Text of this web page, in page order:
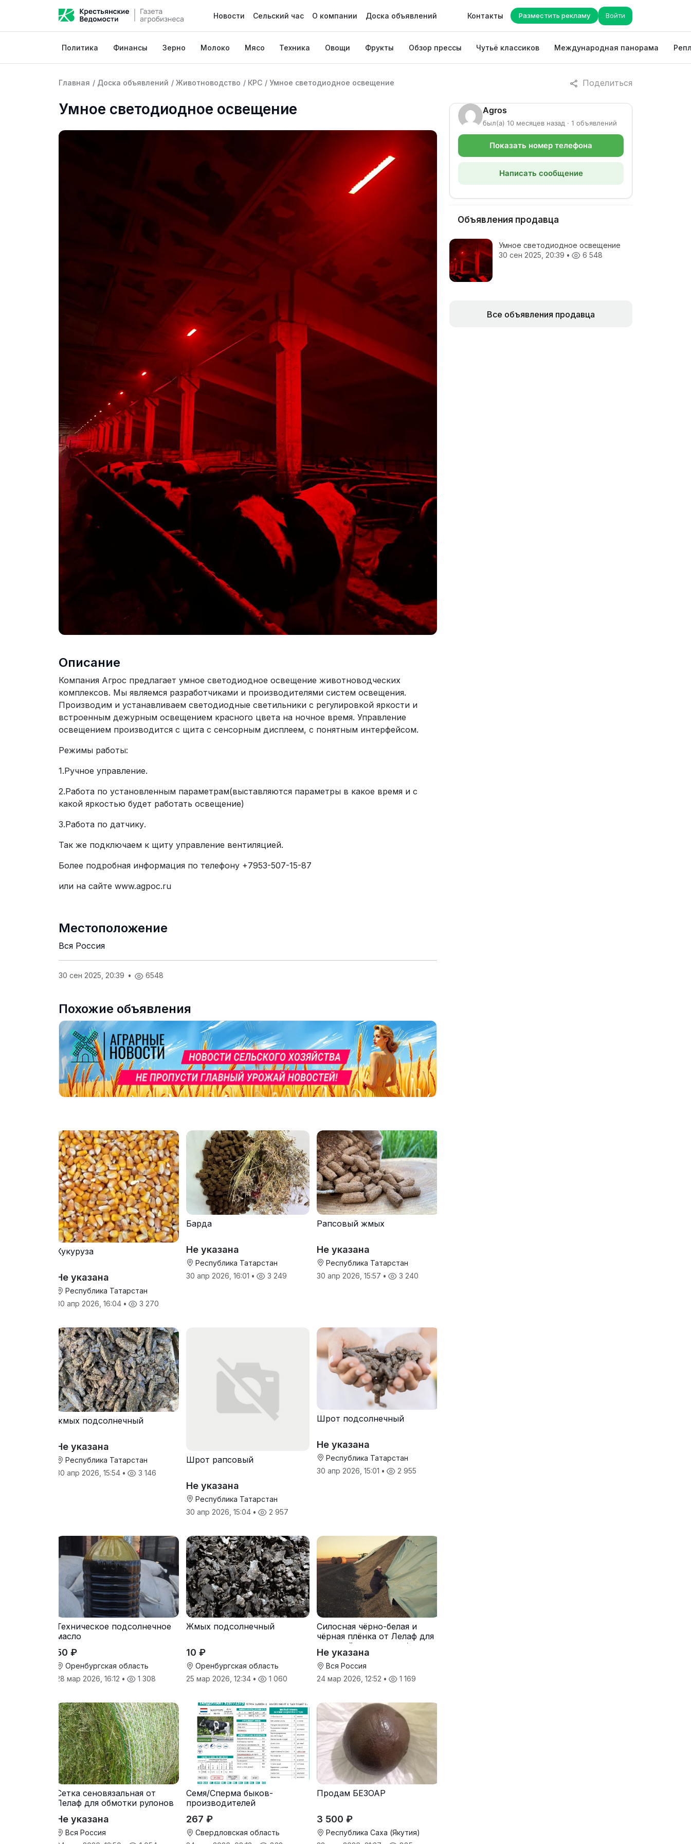
Новости Сельский час О компании Доска объявлений Контакты Разместить рекламу Войти
Политика Финансы Зерно Молоко Мясо Техника Овощи Фрукты Обзор прессы Чутьё классиков Международная панорама
Поделиться
Главная / Доска объявлений / Животноводство / КРС / Умное светодиодное освещение
Умное светодиодное освещение
Описание
Компания Агрос предлагает умное светодиодное освещение животноводческих
комплексов. Мы являемся разработчиками и производителями систем освещения.
Производим и устанавливаем светодиодные светильники с регулировкой яркости и
встроенным дежурным освещением красного цвета на ночное время. Управление
освещением производится с щита с сенсорным дисплеем, с понятным интерфейсом.
Режимы работы:
1.Ручное управление.
2.Работа по установленным параметрам(выставляются параметры в какое время и с
какой яркостью будет работать освещение)
3.Работа по датчику.
Так же подключаем к щиту управление вентиляцией.
Более подробная информация по телефону +7953-507-15-87
или на сайте www.agpoc.ru
Местоположение
Вся Россия
30 сен 2025, 20:39 • 6548
Похожие объявления
Кукуруза
Не указана
Республика Татарстан
30 апр 2026, 16:04 • 3 270
Барда
Не указана
Республика Татарстан
30 апр 2026, 16:01 • 3 249
Рапсовый жмых
Не указана
Республика Татарстан
30 апр 2026, 15:57 • 3 240
жмых подсолнечный
Не указана
Республика Татарстан
30 апр 2026, 15:54 • 3 146
Шрот рапсовый
Не указана
Республика Татарстан
30 апр 2026, 15:04 • 2 957
Шрот подсолнечный
Не указана
Республика Татарстан
30 апр 2026, 15:01 • 2 955
Техническое подсолнечное
масло
50 ₽
Оренбургская область
28 мар 2026, 16:12 • 1 308
Жмых подсолнечный
10 ₽
Оренбургская область
25 мар 2026, 12:34 • 1 060
Силосная чёрно-белая и
чёрная плёнка от Лелаф для
траншей и ям силоса/сенажа
Не указана
Вся Россия
24 мар 2026, 12:52 • 1 169
Сетка сеновязальная от
Лелаф для обмотки рулонов
Не указана
Вся Россия
Семя/Сперма быков-
производителей
267 ₽
Свердловская область
Продам БЕЗОАР
3 500 ₽
Республика Саха (Якутия)
Agros
был(а) 10 месяцев назад · 1 объявлений
Показать номер телефона
Написать сообщение
Объявления продавца
Умное светодиодное освещение
30 сен 2025, 20:39 • 6 548
Все объявления продавца